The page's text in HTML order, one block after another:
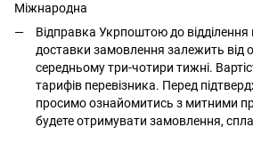
Міжнародна
Відправка Укрпоштою до відділення
доставки замовлення залежить від
середньому три-чотири тижні.
тарифів перевізника. Перед
просимо ознайомитись з митними
будете отримувати замовлення,